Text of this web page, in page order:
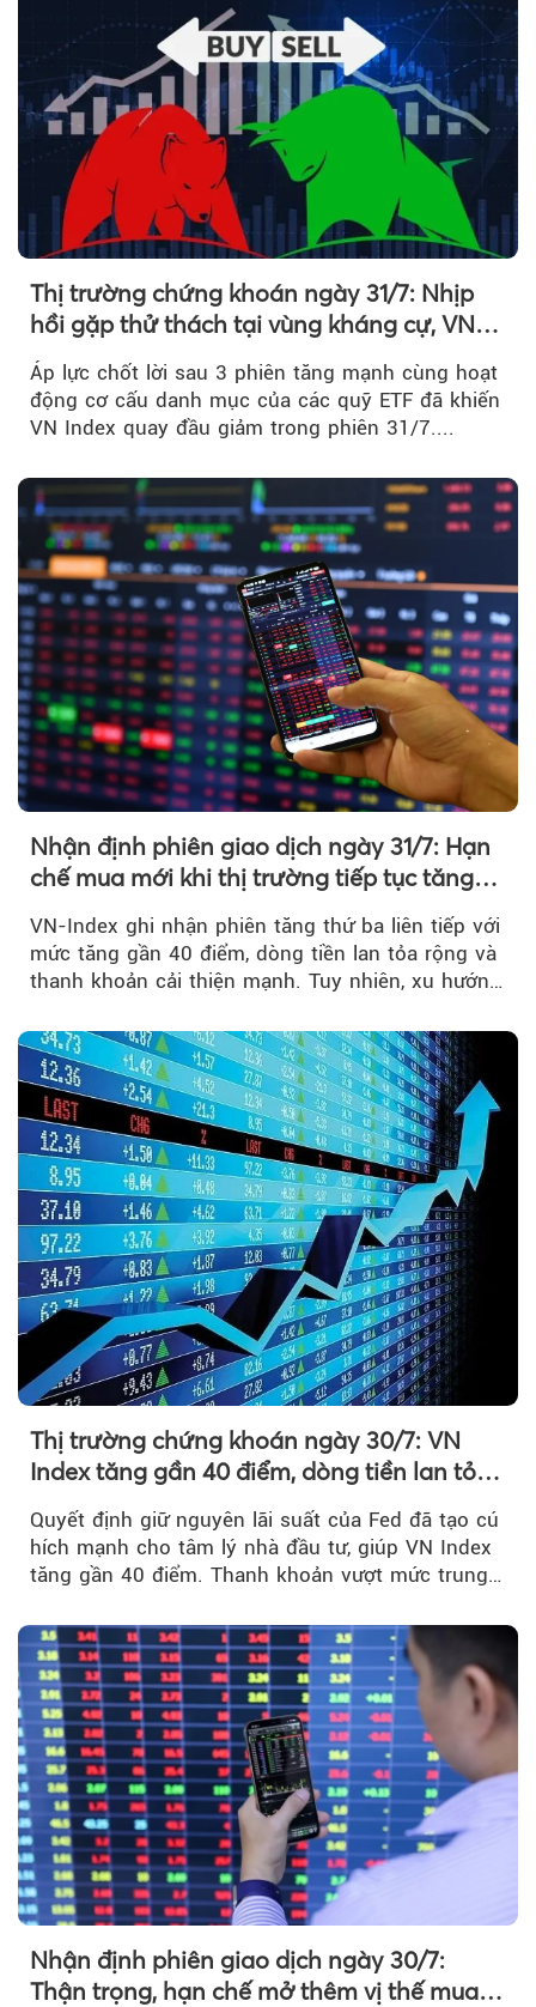
Thị trường chứng khoán ngày 31/7: Nhịp
hồi gặp thử thách tại vùng kháng cự, VN
Index giảm gần 9 điểm trong phiên cuối...
Áp lực chốt lời sau 3 phiên tăng mạnh cùng hoạt
động cơ cấu danh mục của các quỹ ETF đã khiến
VN Index quay đầu giảm trong phiên 31/7....
Nhận định phiên giao dịch ngày 31/7: Hạn
chế mua mới khi thị trường tiếp tục tăng
VN-Index ghi nhận phiên tăng thứ ba liên tiếp với
mức tăng gần 40 điểm, dòng tiền lan tỏa rộng và
thanh khoản cải thiện mạnh. Tuy nhiên, xu hướng
Thị trường chứng khoán ngày 30/7: VN
Index tăng gần 40 điểm, dòng tiền lan tỏa
Quyết định giữ nguyên lãi suất của Fed đã tạo cú
hích mạnh cho tâm lý nhà đầu tư, giúp VN Index
tăng gần 40 điểm. Thanh khoản vượt mức trung
Nhận định phiên giao dịch ngày 30/7:
Thận trọng, hạn chế mở thêm vị thế mua